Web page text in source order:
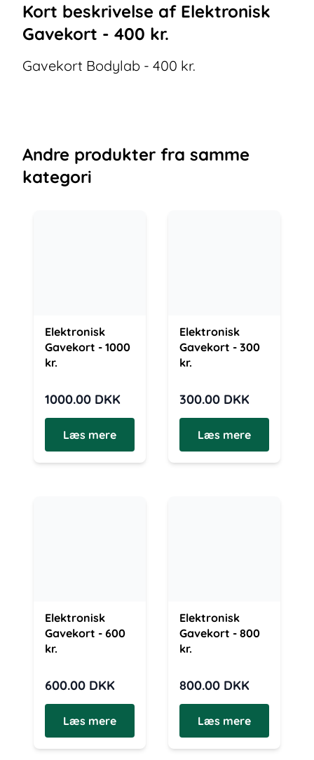
Kort beskrivelse af Elektronisk
Gavekort - 400 kr.
Gavekort Bodylab - 400 kr.
Andre produkter fra samme
kategori
Elektronisk
Gavekort - 1000
kr.
1000.00 DKK
Læs mere
Elektronisk
Gavekort - 300
kr.
300.00 DKK
Læs mere
Elektronisk
Gavekort - 600
kr.
600.00 DKK
Læs mere
Elektronisk
Gavekort - 800
kr.
800.00 DKK
Læs mere